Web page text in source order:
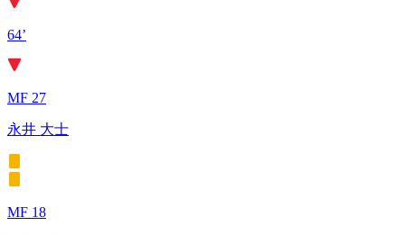
64’
MF 27
永井 大士
MF 18